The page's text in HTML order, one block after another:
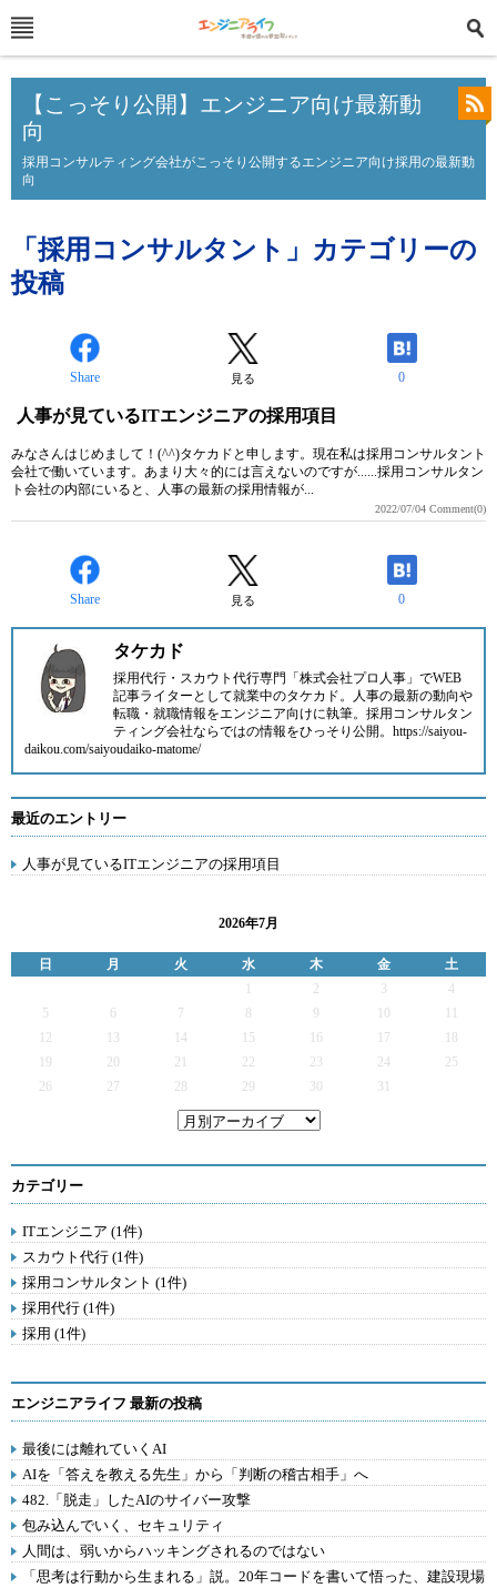
【こっそり公開】エンジニア向け最新動
向
採用コンサルティング会社がこっそり公開するエンジニア向け採用の最新動
向
「採用コンサルタント」カテゴリーの
投稿
Share 見る 0
人事が見ているITエンジニアの採用項目
みなさんはじめまして！(^^)タケカドと申します。現在私は採用コンサルタント
会社で働いています。あまり大々的には言えないのですが......採用コンサルタン
ト会社の内部にいると、人事の最新の採用情報が...
2022/07/04 Comment(0)
Share 見る 0
タケカド
採用代行・スカウト代行専門「株式会社プロ人事」でWEB
記事ライターとして就業中のタケカド。人事の最新の動向や
転職・就職情報をエンジニア向けに執筆。採用コンサルタン
ティング会社ならではの情報をひっそり公開。https://saiyou-
daikou.com/saiyoudaiko-matome/
最近のエントリー
人事が見ているITエンジニアの採用項目
2026年7月
日 月 火 水 木 金
土
2 3
4
5
6 7 9
12
13 14 15 16 17
19
20 21 22 23 24
25
26
27 28 29 30 31
カテゴリー
ITエンジニア (1件)
スカウト代行 (1件)
採用コンサルタント (1件)
採用代行 (1件)
採用 (1件)
エンジニアライフ 最新の投稿
最後には離れていくAI
AIを「答えを教える先生」から「判断の稽古相手」へ
482.「脱走」したAIのサイバー攻撃
包み込んでいく、セキュリティ
人間は、弱いからハッキングされるのではない
「思考は行動から生まれる」説。20年コードを書いて悟った、建設現場